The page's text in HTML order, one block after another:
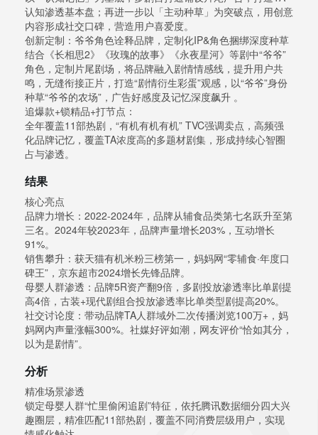
认知渗透基本盘；再进一步以「主动种草」为突破点，用创意
内容形成社交口碑，营造用户喜爱度。
创新定制：爷爷角色诠释品牌，定制化IP&角色捆绑深度种草
结合《长相思2》《玫瑰的故事》《永夜星河》等剧中“爷爷”
角色，定制片尾剧场，将品牌融入剧情情感线，提升用户共
鸣，无缝衔接正片，打造“剧情衍生彩蛋”观感，以“爷爷”身份
种草“爷爷的农场”，广告好感度及记忆深度飙升 。
追爆款+锁精品+打节点：
全年覆盖11部热剧，“有机有机有机” TVC强调卖点，高频强
化品牌记忆，覆盖TA浓度高的多题材剧集，形成持续心智圈
占与渗透。
结果
核心亮点
品牌力增长：2022-2024年，品牌从辅食品类第七名跃升至第
三名。2024年较2023年，品牌声量增长203%，互动增长
91%。
销售攀升：获天猫有机米粉三榜第一，妈妈网“零辅食·年度口
碑王”，京东超市2024增长先锋品牌。
母婴人群渗透：品牌5R资产翻9倍，多剧投放渗透率比单剧提
高4倍，古装+现代剧组合投放渗透率比单类型剧提高20%。
社交讨论度：带动品牌TA人群域外二次传播浏览100万+，妈
妈网内声量涨幅300%。社媒好评如潮，网友评价“恰如其分，
以为是剧情”。
分析
精准场景渗透
锁定母婴人群“忙里偷闲追剧”特征，依托腾讯数据细分四大兴
趣圈层，精准匹配11部热剧，覆盖不同消费层级用户，实现